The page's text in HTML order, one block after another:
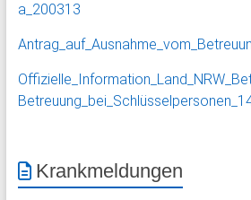
a_200313
Krankmeldungen